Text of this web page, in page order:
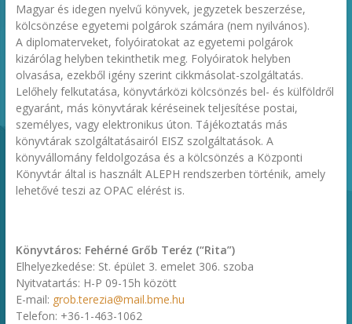
Magyar és idegen nyelvű könyvek, jegyzetek beszerzése,
kölcsönzése egyetemi polgárok számára (nem nyilvános).
A diplomaterveket, folyóiratokat az egyetemi polgárok
kizárólag helyben tekinthetik meg. Folyóiratok helyben
olvasása, ezekből igény szerint cikkmásolat-szolgáltatás.
Lelőhely felkutatása, könyvtárközi kölcsönzés bel- és külföldről
egyaránt, más könyvtárak kéréseinek teljesítése postai,
személyes, vagy elektronikus úton. Tájékoztatás más
könyvtárak szolgáltatásairól EISZ szolgáltatások. A
könyvállomány feldolgozása és a kölcsönzés a Központi
Könyvtár által is használt ALEPH rendszerben történik, amely
lehetővé teszi az OPAC elérést is.
Könyvtáros: Fehérné Grőb Teréz (“Rita”)
Elhelyezkedése: St. épület 3. emelet 306. szoba
Nyitvatartás: H-P 09-15h között
E-mail: grob.terezia@mail.bme.hu
Telefon: +36-1-463-1062